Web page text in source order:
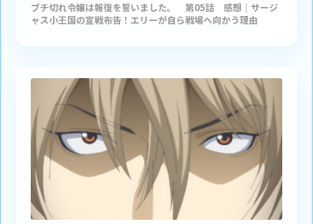
ブチ切れ令嬢は報復を誓いました。 第05話 感想｜サージ
ャス小王国の宣戦布告！エリーが自ら戦場へ向かう理由